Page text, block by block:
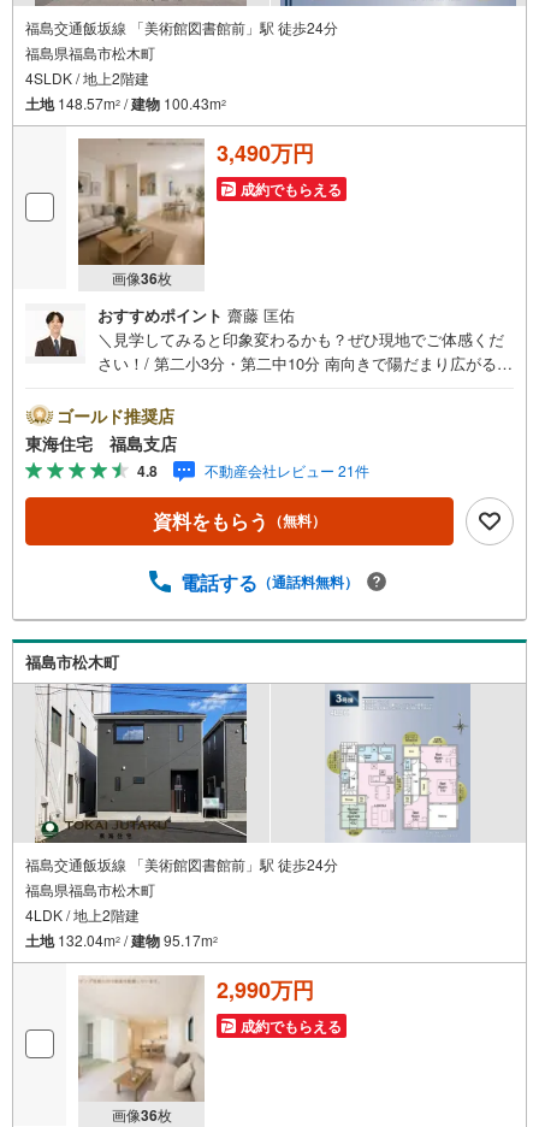
福島交通飯坂線 「美術館図書館前」駅 徒歩24分
福島県福島市松木町
4SLDK / 地上2階建
土地148.57m2 /建物 100.43m2
画像36枚
3,490万円
成約でもらえる
おすすめポイント 齋藤 匡佑
＼見学してみると印象変わるかも？ぜひ現地でご体感くだ
さい！/ 第二小3分・第二中10分 南向きで陽だまり広がる、
列3台駐車可！前面道路も広く駐車も楽ちん 福島で30年の
地域密着不動産会社です！福島県出身スタッフが中心で、
地元を熟知した暮らし目線のご提案が強み。Google口コミ
でも 4.7の高評価をいただいています！実際のお客様の声
も、ぜひ参考になさってください。＼住宅ローンのご相談
は無料です！/「通るかな…？」と不安な段階でも大丈夫で
営業はいたしません。ライフプランシミュレーションも無
様連れも大歓迎です！店内にはキッズスペースをご用意し
ております。おむつ替えやミルクのお湯なども対応可能で
す。泣いてしまっても大丈夫ですので、安心してご来店く
ださいね。ご相談だけでも大歓迎です！迷っている今だか
らこそ、ぜひ一度お話ししてみませんか？
ゴールド推奨店
東海住宅 福島支店
4.8 不動産会社レビュー 21件
資料をもらう （無料）
電話する （通話料無料）
福島市松木町
福島交通飯坂線 「美術館図書館前」駅 徒歩24分
福島県福島市松木町
4LDK / 地上2階建
土地132.04m2 /建物95.17m2
画像36枚
2,990万円
成約でもらえる